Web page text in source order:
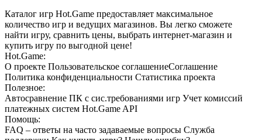
Каталог игр Hot.Game предоставляет максимальное
количество игр и ведущих магазинов. Вы легко сможете
найти игру, сравнить цены, выбрать интернет-магазин и
купить игру по выгодной цене!
Hot.Game:
О проекте Пользовательское соглашениеСоглашение
Политика конфиденциальности Статистика проекта
Полезное:
Автосравнение ПК с сис.требованиями игр Учет комиссий
платежных систем Hot.Game API
Помощь:
FAQ – ответы на часто задаваемые вопросы Служба